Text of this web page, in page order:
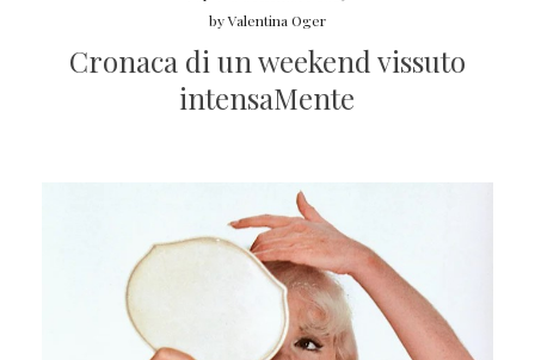
byValentina Oger
Cronaca di un weekend vissuto
intensaMente